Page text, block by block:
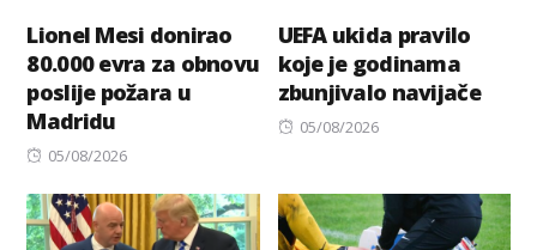
Lionel Mesi donirao
80.000 evra za obnovu
poslije požara u
Madridu
Posted
05/08/2026
UEFA ukida pravilo
koje je godinama
zbunjivalo navijače
Posted
05/08/2026